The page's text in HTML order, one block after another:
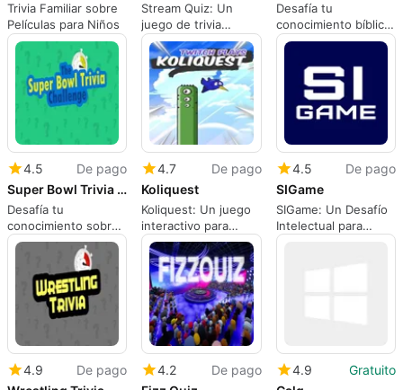
Trivia Familiar sobre
Películas para Niños
Stream Quiz: Un
juego de trivia
interactivo
Desafía tu
conocimiento bíblico
con trivia
4.5
De pago
Super Bowl Trivia Challenge
Desafía tu
conocimiento sobre
el Super Bowl
4.7
De pago
Koliquest
Koliquest: Un juego
interactivo para
Twitch
4.5
De pago
SIGame
SIGame: Un Desafío
Intelectual para
Todos
4.9
De pago
4.2
De pago
4.9
Gratuito